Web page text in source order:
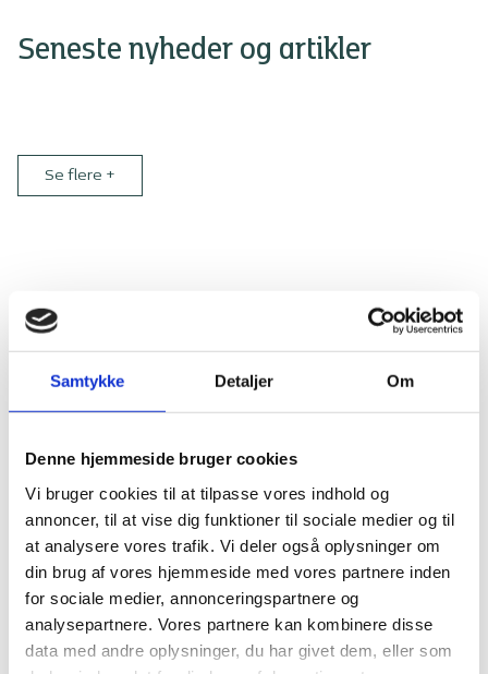
Samtykke Detaljer Om
Denne hjemmeside bruger cookies
Vi bruger cookies til at tilpasse vores indhold og
annoncer, til at vise dig funktioner til sociale medier og til
at analysere vores trafik. Vi deler også oplysninger om
din brug af vores hjemmeside med vores partnere inden
for sociale medier, annonceringspartnere og
analysepartnere. Vores partnere kan kombinere disse
data med andre oplysninger, du har givet dem, eller som
Seneste nyheder og artikler
Se flere +
Rådgivning siden 1974
rådgivning af høj kvalitet med afsæt i dine behov.
Vores rådgivning